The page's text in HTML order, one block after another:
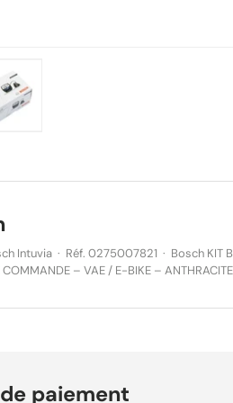
0275007821 · Bosch KIT BOSCH INTUVIA – ÉCRAN +
– VAE / E-BIKE – ANTHRACITE – NEUF
+ unité de commande, neuf en
de la batterie pour maximiser l'autonomie. Pratique :
paiement